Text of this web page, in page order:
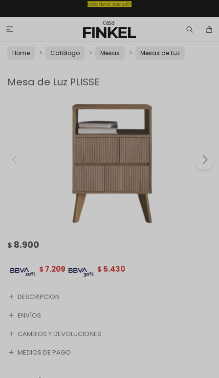

Home Catálogo Mesas Mesas de Luz
Mesa de Luz PLISSE
$ 8.900
$ 6.430
$ 7.209
DESCRIPCIÓN
ENVÍOS
CAMBIOS Y DEVOLUCIONES
MEDIOS DE PAGO